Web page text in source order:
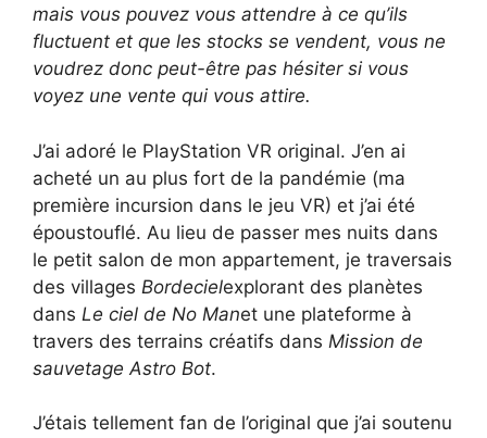
mais vous pouvez vous attendre à ce qu’ils
fluctuent et que les stocks se vendent, vous ne
voudrez donc peut-être pas hésiter si vous
voyez une vente qui vous attire.
J’ai adoré le PlayStation VR original. J’en ai
acheté un au plus fort de la pandémie (ma
première incursion dans le jeu VR) et j’ai été
époustouflé. Au lieu de passer mes nuits dans
le petit salon de mon appartement, je traversais
des villages Bordecielexplorant des planètes
dans Le ciel de No Manet une plateforme à
travers des terrains créatifs dans Mission de
sauvetage Astro Bot.
J’étais tellement fan de l’original que j’ai soutenu